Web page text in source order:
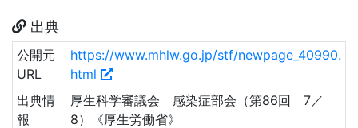
出典
公開元
URL
https://www.mhlw.go.jp/stf/newpage_40990.
html
出典情
報
厚生科学審議会 感染症部会（第86回 7／
8）《厚生労働省》